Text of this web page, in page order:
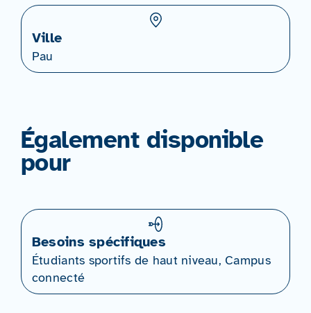
Ville
Pau
Également disponible
pour
Besoins spécifiques
Étudiants sportifs de haut niveau, Campus
connecté